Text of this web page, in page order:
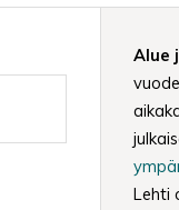
Alue
Lehti